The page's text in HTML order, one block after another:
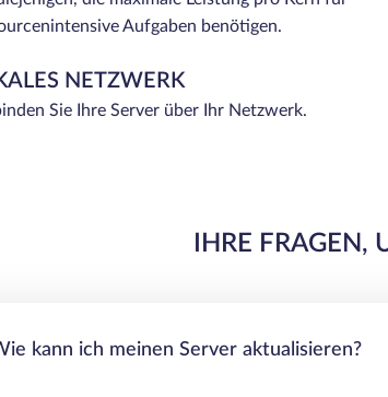
Aufgaben benötigen.
NETZWERK
Sie Ihre Server über Ihr Netzwerk.
IHRE FRAGEN,
kann ich meinen Server aktualisieren?